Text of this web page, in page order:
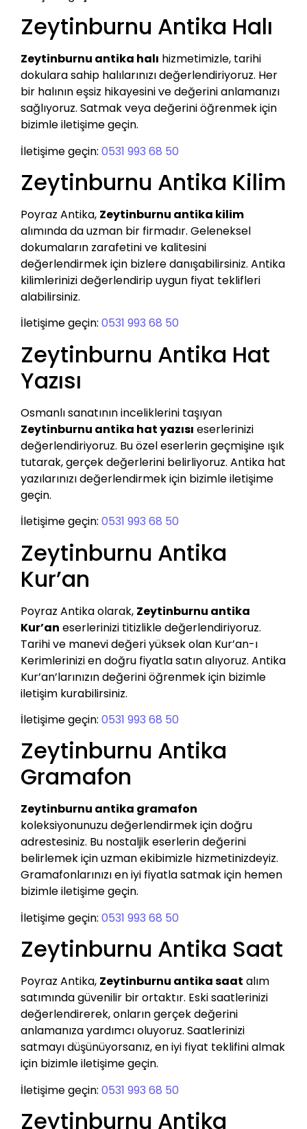
Zeytinburnu Antika Halı
Zeytinburnu antika halı hizmetimizle, tarihi
dokulara sahip halılarınızı değerlendiriyoruz. Her
bir halının eşsiz hikayesini ve değerini anlamanızı
sağlıyoruz. Satmak veya değerini öğrenmek için
bizimle iletişime geçin.
İletişime geçin: 0531 993 68 50
Zeytinburnu Antika Kilim
Poyraz Antika, Zeytinburnu antika kilim
alımında da uzman bir firmadır. Geleneksel
dokumaların zarafetini ve kalitesini
değerlendirmek için bizlere danışabilirsiniz. Antika
kilimlerinizi değerlendirip uygun fiyat teklifleri
alabilirsiniz.
İletişime geçin: 0531 993 68 50
Zeytinburnu Antika Hat
Yazısı
Osmanlı sanatının inceliklerini taşıyan
Zeytinburnu antika hat yazısı eserlerinizi
değerlendiriyoruz. Bu özel eserlerin geçmişine ışık
tutarak, gerçek değerlerini belirliyoruz. Antika hat
yazılarınızı değerlendirmek için bizimle iletişime
geçin.
İletişime geçin: 0531 993 68 50
Zeytinburnu Antika
Kur’an
Poyraz Antika olarak, Zeytinburnu antika
Kur’an eserlerinizi titizlikle değerlendiriyoruz.
Tarihi ve manevi değeri yüksek olan Kur’an-ı
Kerimlerinizi en doğru fiyatla satın alıyoruz. Antika
Kur’an’larınızın değerini öğrenmek için bizimle
iletişim kurabilirsiniz.
İletişime geçin: 0531 993 68 50
Zeytinburnu Antika
Gramafon
Zeytinburnu antika gramafon
koleksiyonunuzu değerlendirmek için doğru
adrestesiniz. Bu nostaljik eserlerin değerini
belirlemek için uzman ekibimizle hizmetinizdeyiz.
Gramafonlarınızı en iyi fiyatla satmak için hemen
bizimle iletişime geçin.
İletişime geçin: 0531 993 68 50
Zeytinburnu Antika Saat
Poyraz Antika, Zeytinburnu antika saat alım
satımında güvenilir bir ortaktır. Eski saatlerinizi
değerlendirerek, onların gerçek değerini
anlamanıza yardımcı oluyoruz. Saatlerinizi
satmayı düşünüyorsanız, en iyi fiyat teklifini almak
için bizimle iletişime geçin.
İletişime geçin: 0531 993 68 50
Zeytinburnu Antika